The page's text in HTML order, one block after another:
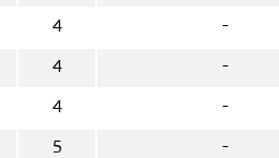
4 -
4 -
4 -
5 -